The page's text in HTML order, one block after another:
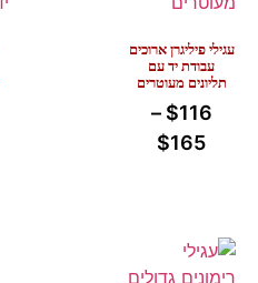
עגילי פיליגרן ארוכים
עבודת יד עם
תליונים מעוטרים
$116
–
$165